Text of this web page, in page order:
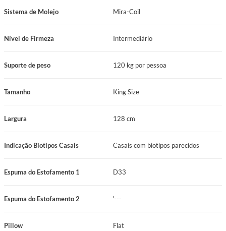
periódico do colchão.
Acabamento Flat com perfil funcional e visual mais limpo.
hospedagem.
instalação.
Sistema de Molejo Mira-Coil
Nível de Firmeza Intermediário
Suporte de peso 120 kg por pessoa
Tamanho King Size
Largura 128 cm
Indicação Biotipos Casais Casais com biotipos parecidos
Espuma do Estofamento 1 D33
Espuma do Estofamento 2 '---
Pillow Flat